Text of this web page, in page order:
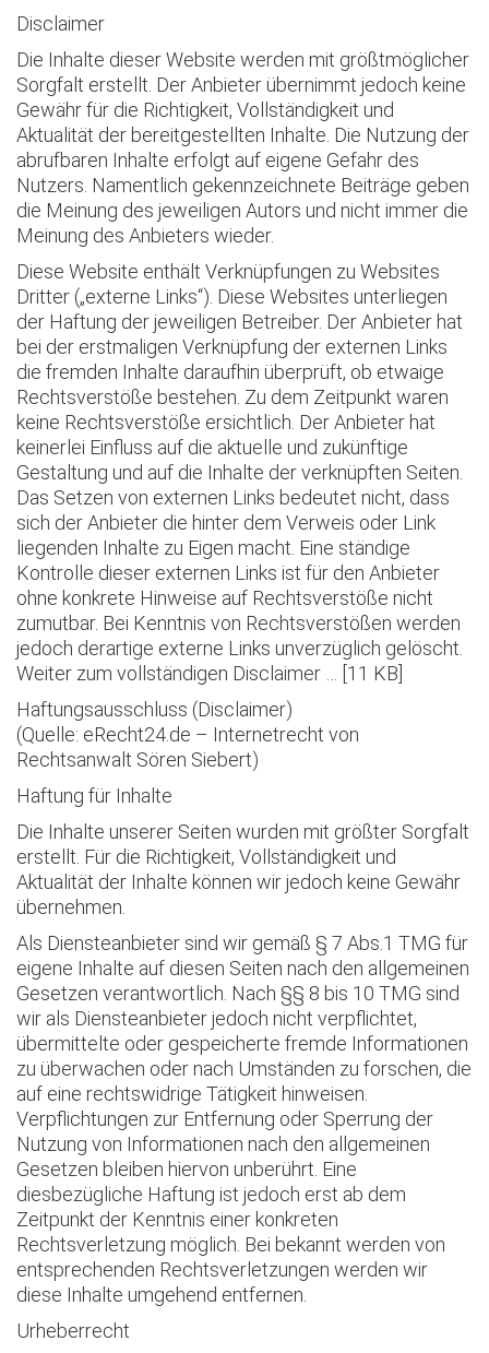
Disclaimer
Die Inhalte dieser Website werden mit größtmöglicher
Sorgfalt erstellt. Der Anbieter übernimmt jedoch keine
Gewähr für die Richtigkeit, Vollständigkeit und
Aktualität der bereitgestellten Inhalte. Die Nutzung der
abrufbaren Inhalte erfolgt auf eigene Gefahr des
Nutzers. Namentlich gekennzeichnete Beiträge geben
die Meinung des jeweiligen Autors und nicht immer die
Meinung des Anbieters wieder.
Diese Website enthält Verknüpfungen zu Websites
Dritter („externe Links“). Diese Websites unterliegen
der Haftung der jeweiligen Betreiber. Der Anbieter hat
bei der erstmaligen Verknüpfung der externen Links
die fremden Inhalte daraufhin überprüft, ob etwaige
Rechtsverstöße bestehen. Zu dem Zeitpunkt waren
keine Rechtsverstöße ersichtlich. Der Anbieter hat
keinerlei Einfluss auf die aktuelle und zukünftige
Gestaltung und auf die Inhalte der verknüpften Seiten.
Das Setzen von externen Links bedeutet nicht, dass
sich der Anbieter die hinter dem Verweis oder Link
liegenden Inhalte zu Eigen macht. Eine ständige
Kontrolle dieser externen Links ist für den Anbieter
ohne konkrete Hinweise auf Rechtsverstöße nicht
zumutbar. Bei Kenntnis von Rechtsverstößen werden
jedoch derartige externe Links unverzüglich gelöscht.
Weiter zum vollständigen Disclaimer … [11 KB]
Haftungsausschluss (Disclaimer)
(Quelle: eRecht24.de – Internetrecht von
Rechtsanwalt Sören Siebert)
Haftung für Inhalte
Die Inhalte unserer Seiten wurden mit größter Sorgfalt
erstellt. Für die Richtigkeit, Vollständigkeit und
Aktualität der Inhalte können wir jedoch keine Gewähr
übernehmen.
Als Diensteanbieter sind wir gemäß § 7 Abs.1 TMG für
eigene Inhalte auf diesen Seiten nach den allgemeinen
Gesetzen verantwortlich. Nach §§ 8 bis 10 TMG sind
wir als Diensteanbieter jedoch nicht verpflichtet,
übermittelte oder gespeicherte fremde Informationen
zu überwachen oder nach Umständen zu forschen, die
auf eine rechtswidrige Tätigkeit hinweisen.
Verpflichtungen zur Entfernung oder Sperrung der
Nutzung von Informationen nach den allgemeinen
Gesetzen bleiben hiervon unberührt. Eine
diesbezügliche Haftung ist jedoch erst ab dem
Zeitpunkt der Kenntnis einer konkreten
Rechtsverletzung möglich. Bei bekannt werden von
entsprechenden Rechtsverletzungen werden wir
diese Inhalte umgehend entfernen.
Urheberrecht